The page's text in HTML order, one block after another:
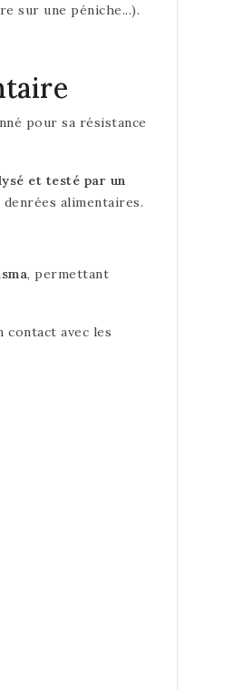
sur une péniche...).
pour sa résistance
et testé par un
alimentaires.
, permettant
contact avec les